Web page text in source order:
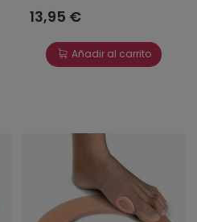
13,95 €
Añadir al carrito